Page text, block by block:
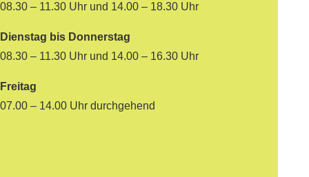
08.30 – 11.30 Uhr und 14.00 – 18.30 Uhr
Dienstag bis Donnerstag
08.30 – 11.30 Uhr und 14.00 – 16.30 Uhr
Freitag
07.00 – 14.00 Uhr durchgehend